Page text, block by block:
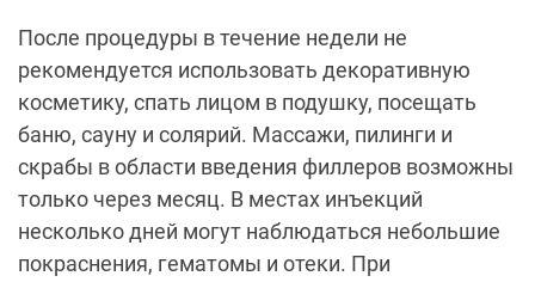
После процедуры в течение недели не
рекомендуется использовать декоративную
косметику, спать лицом в подушку, посещать
баню, сауну и солярий. Массажи, пилинги и
скрабы в области введения филлеров возможны
только через месяц. В местах инъекций
несколько дней могут наблюдаться небольшие
покраснения, гематомы и отеки. При